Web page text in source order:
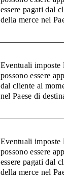
essere pagati dal
della merce nel
Eventuali imposte
possono essere
dal cliente al
nel Paese di
Eventuali imposte
possono essere
essere pagati dal
della merce nel